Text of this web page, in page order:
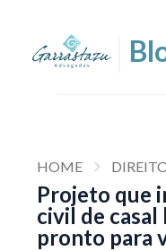
HOME
Projeto que
civil de casal
pronto para